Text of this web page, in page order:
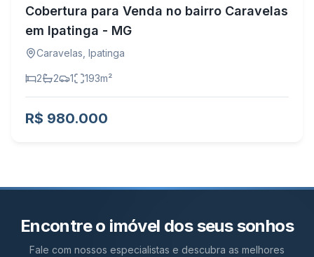
Cobertura para Venda no bairro Caravelas
em Ipatinga - MG
Caravelas Ipatinga
2 2 1 193m²
R$ 980.000
Encontre o imóvel dos seus sonhos
Fale com nossos especialistas e descubra as melhores